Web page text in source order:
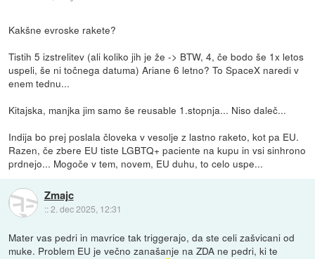
Kakšne evroske rakete?
Tistih 5 izstrelitev (ali koliko jih je že -> BTW, 4, če bodo še 1x letos
uspeli, še ni točnega datuma) Ariane 6 letno? To SpaceX naredi v
enem tednu...
Kitajska, manjka jim samo še reusable 1.stopnja... Niso daleč...
Indija bo prej poslala človeka v vesolje z lastno raketo, kot pa EU.
Razen, če zbere EU tiste LGBTQ+ paciente na kupu in vsi sinhrono
prdnejo... Mogoče v tem, novem, EU duhu, to celo uspe...
Zmajc
::2. dec 2025, 12:31
Mater vas pedri in mavrice tak triggerajo, da ste celi zašvicani od
muke. Problem EU je večno zanašanje na ZDA ne pedri, ki te